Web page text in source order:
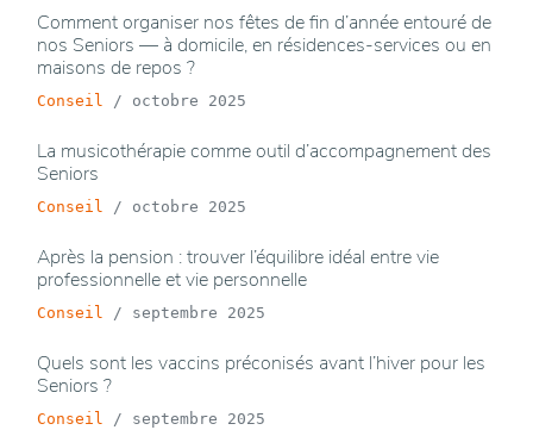
Comment organiser nos fêtes de fin d’année entouré de
nos Seniors — à domicile, en résidences-services ou en
maisons de repos ?
Conseil / octobre 2025
La musicothérapie comme outil d’accompagnement des
Seniors
Conseil / octobre 2025
Après la pension : trouver l’équilibre idéal entre vie
professionnelle et vie personnelle
Conseil / septembre 2025
Quels sont les vaccins préconisés avant l’hiver pour les
Seniors ?
Conseil / septembre 2025